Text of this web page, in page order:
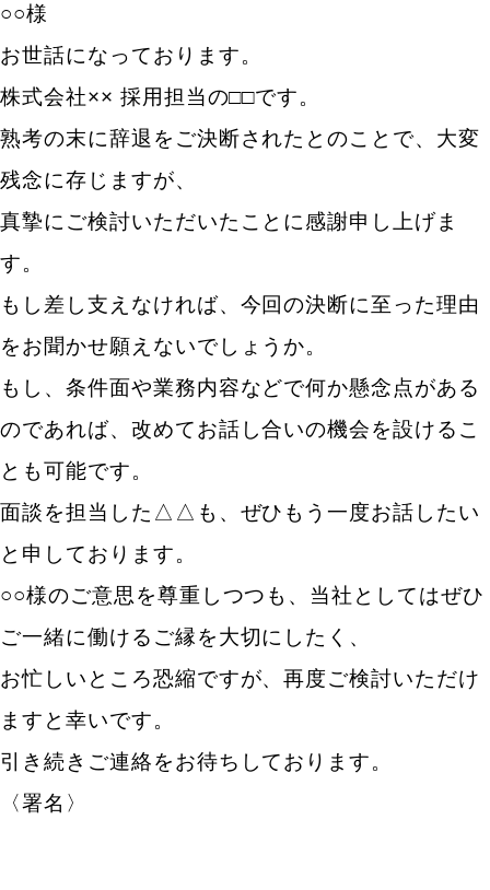
○○様
お世話になっております。
株式会社×× 採用担当の□□です。
熟考の末に辞退をご決断されたとのことで、大変
残念に存じますが、
真摯にご検討いただいたことに感謝申し上げま
す。
もし差し支えなければ、今回の決断に至った理由
をお聞かせ願えないでしょうか。
もし、条件面や業務内容などで何か懸念点がある
のであれば、改めてお話し合いの機会を設けるこ
とも可能です。
面談を担当した△△も、ぜひもう一度お話したい
と申しております。
○○様のご意思を尊重しつつも、当社としてはぜひ
ご一緒に働けるご縁を大切にしたく、
お忙しいところ恐縮ですが、再度ご検討いただけ
ますと幸いです。
引き続きご連絡をお待ちしております。
〈署名〉